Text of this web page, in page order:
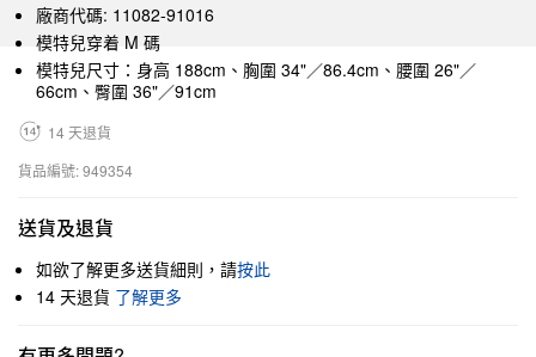
廠商代碼: 11082-91016
模特兒穿着 M 碼
模特兒尺寸：身高 188cm、胸圍 34"／86.4cm、腰圍 26"／
66cm、臀圍 36"／91cm
14 天退貨
貨品編號: 949354
送貨及退貨
如欲了解更多送貨細則，請按此
14 天退貨 了解更多